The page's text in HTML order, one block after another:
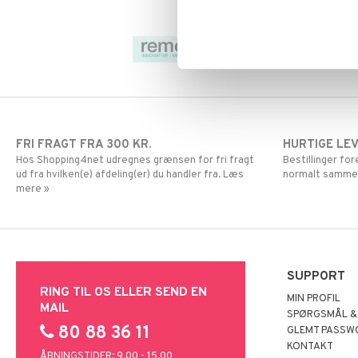
Vitaminer & Mineraler
FRI FRAGT FRA 300 KR.
Hos Shopping4net udregnes grænsen for fri fragt
ud fra hvilken(e) afdeling(er) du handler fra. Læs
mere »
HURTIGE
Bestillinger
normalt
RING TIL OS ELLER SEND EN
MAIL
80 88 36 11
SUPPORT
MIN PROFIL
SPØRGSMÅL &
GLEMT
KONTAKT